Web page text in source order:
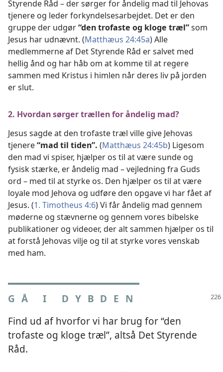
Styrende Råd – der sørger for åndelig mad til Jehovas
tjenere og leder forkyndelsesarbejdet. Det er den
gruppe der udgør“den trofaste og kloge træl”som
Jesus har udnævnt. (Matthæus 24:45a) Alle
medlemmerne af Det Styrende Råd er salvet med
hellig ånd og har håb om at komme til at regere
sammen med Kristus i himlen når deres liv på jorden
er slut.
2. Hvordan sørger trællen for åndelig mad?
Jesus sagde at den trofaste træl ville give Jehovas
tjenere“mad til tiden”. (Matthæus 24:45b) Ligesom
den mad vi spiser, hjælper os til at være sunde og
fysisk stærke, er åndelig mad – vejledning fra Guds
ord – med til at styrke os. Den hjælper os til at være
loyale mod Jehova og udføre den opgave vi har fået af
Jesus. (1. Timotheus 4:6) Vi får åndelig mad gennem
møderne og stævnerne og gennem vores bibelske
publikationer og videoer, der alt sammen hjælper os til
at forstå Jehovas vilje og til at styrke vores venskab
med ham.
GÅ I DYBDEN
Find ud af hvorfor vi har brug for “den
trofaste og kloge træl”, altså Det Styrende
Råd.